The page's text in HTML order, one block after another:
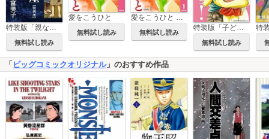
無料試し読み
愛をこうひと
無料試し読み
愛をこうひと 分冊版
無料試し読み
特装版「子どもたち！～今そこにある暴力～」
無料試し読み
「 ビッグコミックオリジナル」のおすすめ作品